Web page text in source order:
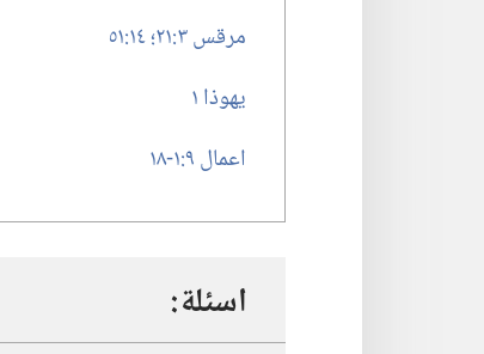
مرقس ٣:‏٢١؛‏
يهوذا ١
اعمال ٩:‏​١-‏١٨
اسئلة:‏